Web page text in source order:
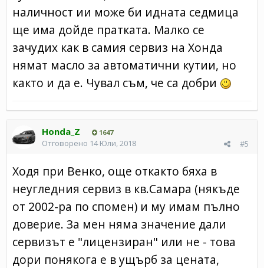
наличност ии може би идната седмица
ще има дойде пратката. Малко се
зачудих как в самия сервиз на Хонда
нямат масло за автоматични кутии, но
както и да е. Чувал съм, че са добри
Honda_Z 1647
#5
Отговорено 14 Юли, 2018
Ходя при Венко, още откакто бяха в
неугледния сервиз в кв.Самара (някъде
от 2002-ра по спомен) и му имам пълно
доверие. За мен няма значение дали
сервизът е "лицензиран" или не - това
дори понякога е в ущърб за цената,